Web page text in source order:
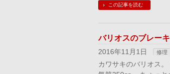
この記事を読む
バリオスのブレー
2016年11月1日 修理
カワサキのバリオス